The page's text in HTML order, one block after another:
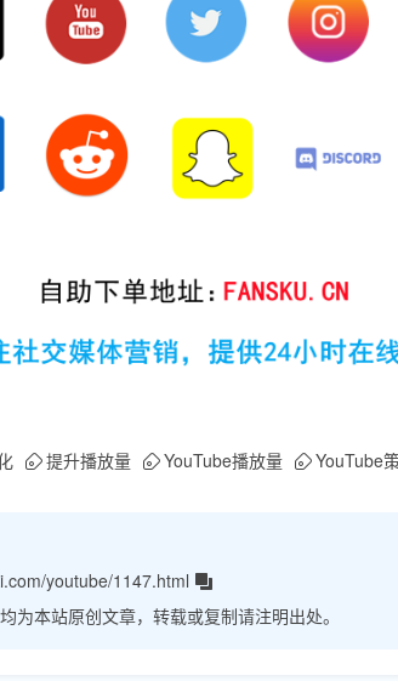
提升播放量 YouTube播放量 YouTube
youtube/1147.html
为本站原创文章，转载或复制请注明出处。